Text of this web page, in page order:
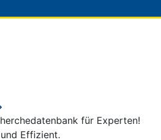
für Experten!
Effizient.